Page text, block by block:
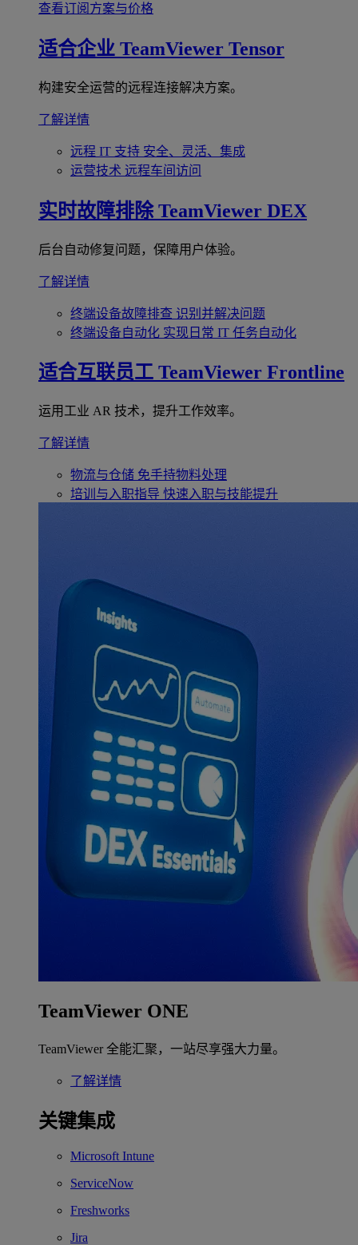
查看订阅方案与价格
适合企业 TeamViewer Tensor
构建安全运营的远程连接解决方案。
了解详情
远程 IT 支持 安全、灵活、集成
运营技术 远程车间访问
实时故障排除 TeamViewer DEX
后台自动修复问题，保障用户体验。
了解详情
终端设备故障排查 识别并解决问题
终端设备自动化 实现日常 IT 任务自动化
适合互联员工 TeamViewer Frontline
运用工业 AR 技术，提升工作效率。
了解详情
物流与仓储 免手持物料处理
培训与入职指导 快速入职与技能提升
TeamViewer ONE
TeamViewer 全能汇聚，一站尽享强大力量。
了解详情
关键集成
Microsoft Intune
ServiceNow
Freshworks
Jira